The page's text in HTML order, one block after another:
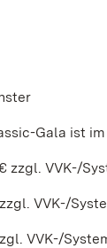
Gala ist
zzgl. VVK-/
VVK-/
VVK-/